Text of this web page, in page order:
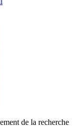
de la recherche